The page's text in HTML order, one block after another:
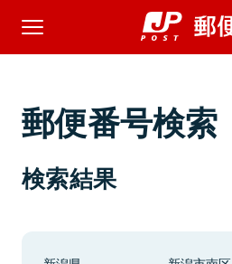
郵便番号検索
検索結果